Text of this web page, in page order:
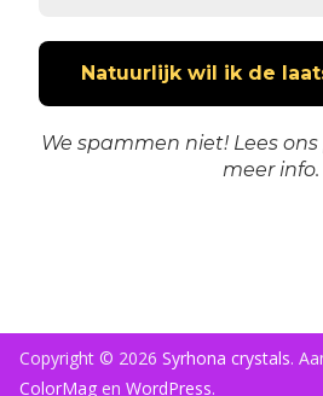
We spammen niet! Lees ons
meer info.
Copyright © 2026 Syrhona crystals.
ColorMag en WordPress.